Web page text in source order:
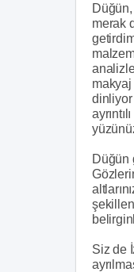
merak
dinliyor
Düğün
Siz de